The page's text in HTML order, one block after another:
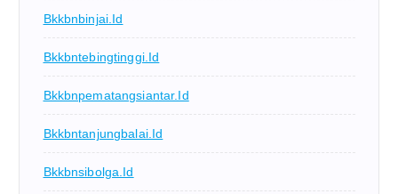
Bkkbnbinjai.id
Bkkbntebingtinggi.id
Bkkbnpematangsiantar.id
Bkkbntanjungbalai.id
Bkkbnsibolga.id